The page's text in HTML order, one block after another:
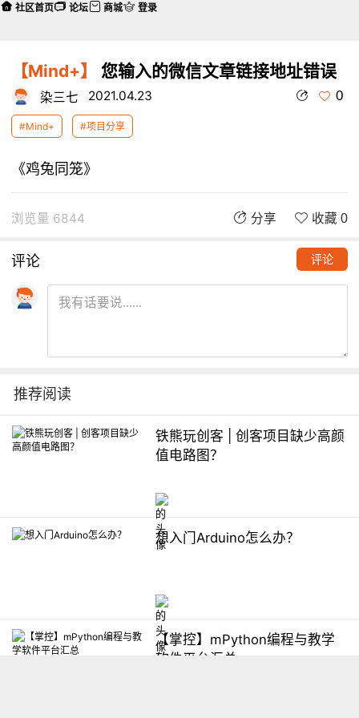
【Mind+】 您输入的微信文章链接地址错误
染三七 2021.04.23 0
#Mind+ #项目分享
《鸡兔同笼》
浏览量 6844 分享 收藏 0
评论 评论
推荐阅读
铁熊玩创客 | 创客项目缺少高颜
值电路图？
想入门Arduino怎么办？
【掌控】mPython编程与教学
软件平台汇总
社区首页 论坛 商城 登录